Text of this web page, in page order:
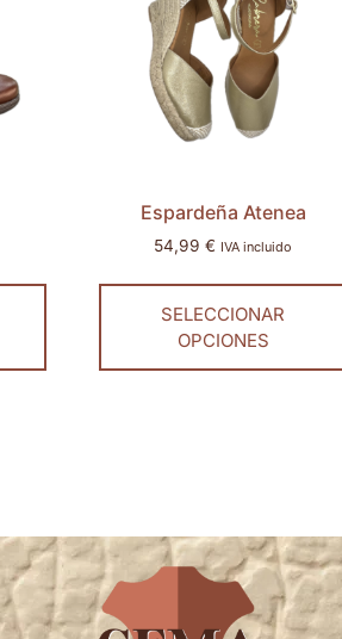
Espardeña Atenea
54,99 € IVA incluido
SELECCIONAR
OPCIONES